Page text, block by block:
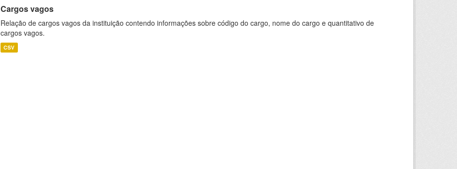
Cargos vagos
Relação de cargos vagos da instituição contendo informações sobre código do cargo, nome do cargo e quantitativo de
cargos vagos.
CSV